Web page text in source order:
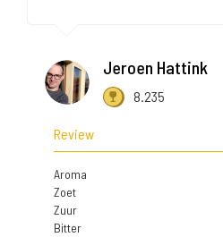
Jeroen Hattink
8.235
Review
Aroma
Zoet
Zuur
Bitter